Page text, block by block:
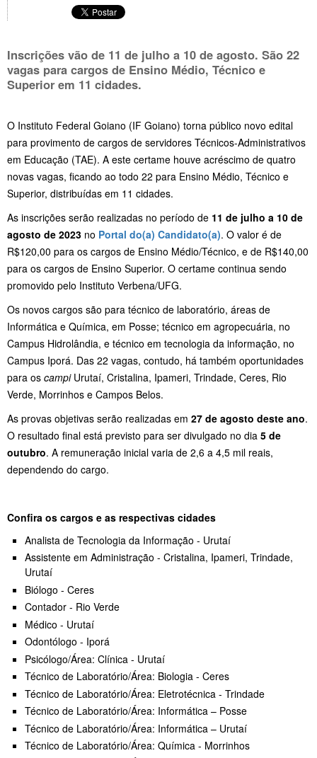
Inscrições vão de 11 de julho a 10 de agosto. São 22
vagas para cargos de Ensino Médio, Técnico e
Superior em 11 cidades.
O Instituto Federal Goiano (IF Goiano) torna público novo edital
para provimento de cargos de servidores Técnicos-Administrativos
em Educação (TAE). A este certame houve acréscimo de quatro
novas vagas, ficando ao todo 22 para Ensino Médio, Técnico e
Superior, distribuídas em 11 cidades.
As inscrições serão realizadas no período de 11 de julho a 10 de
agosto de 2023 no Portal do(a) Candidato(a). O valor é de
R$120,00 para os cargos de Ensino Médio/Técnico, e de R$140,00
para os cargos de Ensino Superior. O certame continua sendo
promovido pelo Instituto Verbena/UFG.
Os novos cargos são para técnico de laboratório, áreas de
Informática e Química, em Posse; técnico em agropecuária, no
Campus Hidrolândia, e técnico em tecnologia da informação, no
Campus Iporá. Das 22 vagas, contudo, há também oportunidades
para os campiUrutaí, Cristalina, Ipameri, Trindade, Ceres, Rio
Verde, Morrinhos e Campos Belos.
As provas objetivas serão realizadas em 27 de agosto deste ano.
O resultado final está previsto para ser divulgado no dia 5 de
outubro. A remuneração inicial varia de 2,6 a 4,5 mil reais,
dependendo do cargo.
Confira os cargos e as respectivas cidades
Analista de Tecnologia da Informação - Urutaí
Assistente em Administração - Cristalina, Ipameri, Trindade,
Urutaí
Biólogo - Ceres
Contador - Rio Verde
Médico - Urutaí
Odontólogo - Iporá
Psicólogo/Área: Clínica - Urutaí
Técnico de Laboratório/Área: Biologia - Ceres
Técnico de Laboratório/Área: Eletrotécnica - Trindade
Técnico de Laboratório/Área: Informática – Posse
Técnico de Laboratório/Área: Informática – Urutaí
Técnico de Laboratório/Área: Química - Morrinhos